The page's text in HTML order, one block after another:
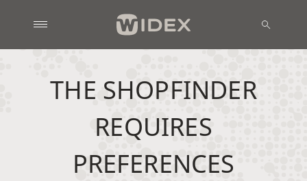
THE SHOPFINDER
REQUIRES
PREFERENCES